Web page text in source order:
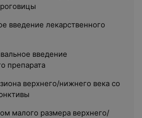
введение лекарственного
введение
препарата
верхнего/нижнего века со
малого размера верхнего/